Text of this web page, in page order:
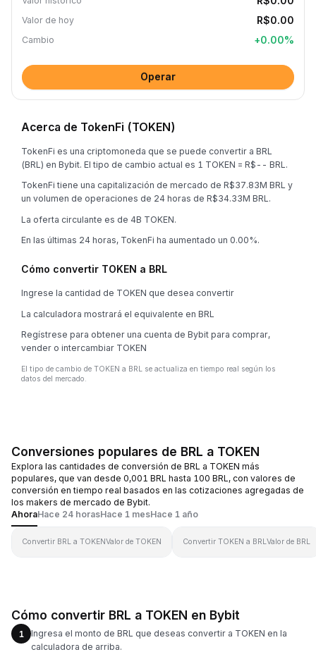
Valor de hoy R$0.00
Cambio +0.00%
Operar
Acerca de TokenFi (TOKEN)
TokenFi es una criptomoneda que se puede convertir a BRL
(BRL) en Bybit. El tipo de cambio actual es 1 TOKEN = R$-- BRL.
TokenFi tiene una capitalización de mercado de R$37.83M BRL y
un volumen de operaciones de 24 horas de R$34.33M BRL.
La oferta circulante es de 4B TOKEN.
En las últimas 24 horas, TokenFi ha aumentado un 0.00%.
Cómo convertir TOKEN a BRL
Ingrese la cantidad de TOKEN que desea convertir
La calculadora mostrará el equivalente en BRL
Regístrese para obtener una cuenta de Bybit para comprar,
vender o intercambiar TOKEN
El tipo de cambio de TOKEN a BRL se actualiza en tiempo real según los
datos del mercado.
Conversiones populares de BRL a TOKEN
Explora las cantidades de conversión de BRL a TOKEN más
populares, que van desde 0,001 BRL hasta 100 BRL, con valores de
conversión en tiempo real basados en las cotizaciones agregadas de
los makers de mercado de Bybit.
AhoraHace 24 horasHace 1 mesHace 1 año
Convertir BRL a TOKENValor de TOKEN Convertir TOKEN a BRLValor de BRL
Cómo convertir BRL a TOKEN en Bybit
1
Ingresa el monto de BRL que deseas convertir a TOKEN en la
calculadora de arriba.